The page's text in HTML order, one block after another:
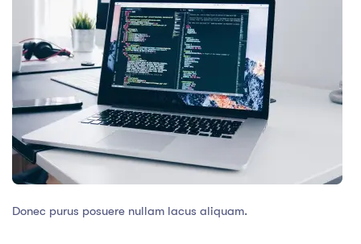
Donec purus posuere nullam lacus aliquam.